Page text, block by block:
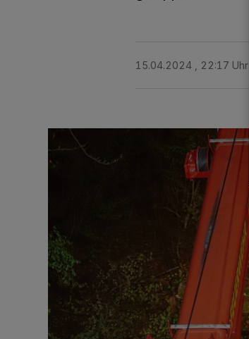
15.04.2024 , 22:17 Uhr